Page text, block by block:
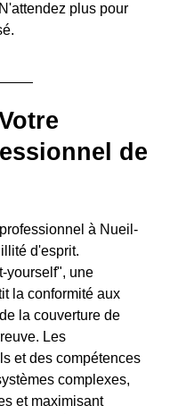
plus pour
de
à Nueil-
d'esprit.
yourself", une
la conformité aux
la couverture de
Les
et des compétences
complexes,
et maximisant